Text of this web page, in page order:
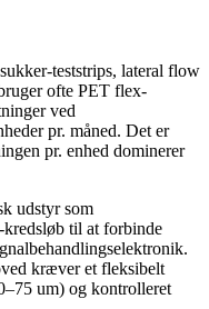
teststrips, lateral flow
ofte PET flex-
ved
pr. måned. Det er
pr. enhed dominerer
udstyr som
til at forbinde
kræver et fleksibelt
um) og kontrolleret